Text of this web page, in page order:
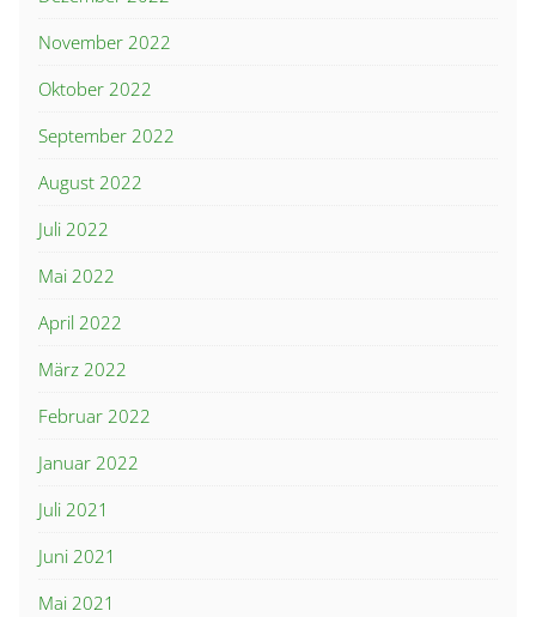
November 2022
Oktober 2022
September 2022
August 2022
Juli 2022
Mai 2022
April 2022
März 2022
Februar 2022
Januar 2022
Juli 2021
Juni 2021
Mai 2021